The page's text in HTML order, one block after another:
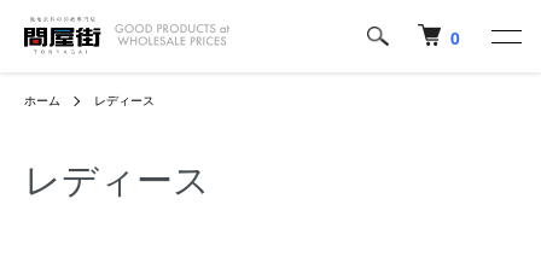
0
ホーム レディース
レディース